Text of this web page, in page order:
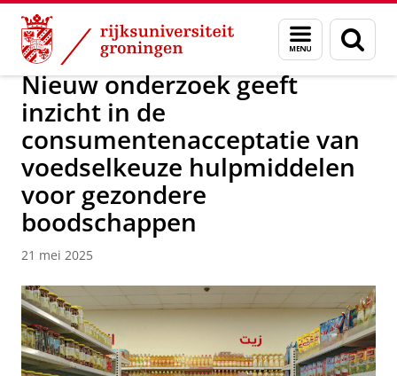
Skip
Content
Skip
Navigation
Menu
en
zoeken
Over ons News / FEB
Nieuw onderzoek geeft
inzicht in de
consumentenacceptatie van
voedselkeuze hulpmiddelen
voor gezondere
boodschappen
21 mei 2025